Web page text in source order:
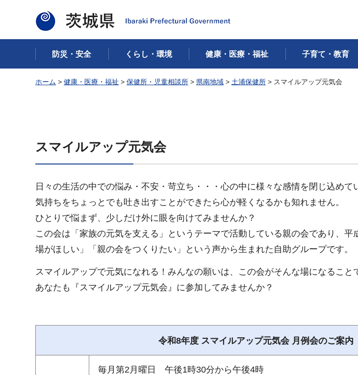
茨城県
防災・安全 くらし・環境 健康・医療・福祉 子育て・教育
ホーム > 健康・医療・福祉 > 保健所・児童相談所 > 県南地域 > 土浦保健所 > スマイルアップ元気会
スマイルアップ元気会
日々の生活の中での悩み・不安・苛立ち・・・心の中に様々な感情を閉じ込めて
気持ちをちょっとでも吐き出すことができたら心が軽くなるかも知れません。
ひとりで悩まず、少しだけ外に眼を向けてみませんか？
この会は「家族の元気を支える」というテーマで活動している親の会であり、平
場がほしい」「親の会をつくりたい」という声から生まれた自助グループです。
スマイルアップで元気になれる！みんなの願いは、この会がそんな場になること
あなたも『スマイルアップ元気会』に参加してみませんか？
令和8年度 スマイルアップ元気会 月例会のご案内
毎月第2月曜日 午後1時30分から午後4時